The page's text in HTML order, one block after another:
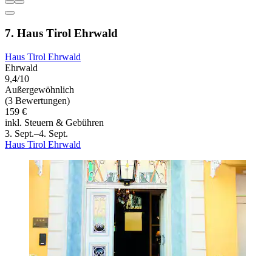
7. Haus Tirol Ehrwald
Haus Tirol Ehrwald
Ehrwald
9,4/10
Außergewöhnlich
(3 Bewertungen)
159 €
inkl. Steuern & Gebühren
3. Sept.–4. Sept.
Haus Tirol Ehrwald